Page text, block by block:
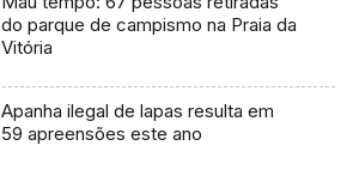
do parque de campismo na Praia da
Vitória
Apanha ilegal de lapas resulta em
59 apreensões este ano